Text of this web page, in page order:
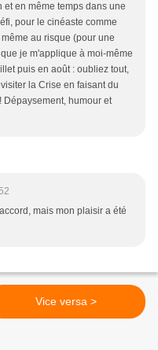
et en même temps dans une
pour le cinéaste comme
au risque (pour une
je m'applique à moi-même
puis en août : oubliez tout,
la Crise en faisant du
Dépaysement, humour et
mais mon plaisir a été
Vice versa >